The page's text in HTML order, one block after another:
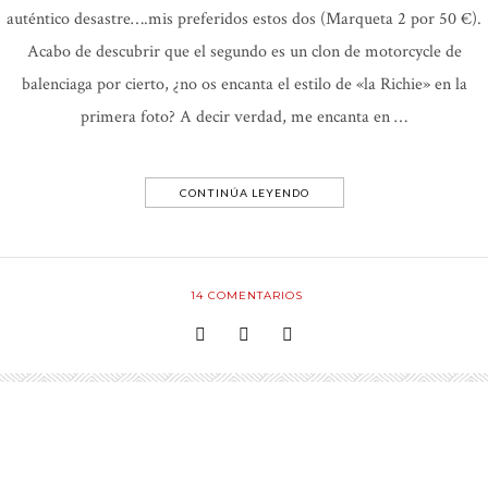
auténtico desastre….mis preferidos estos dos (Marqueta 2 por 50 €).
Acabo de descubrir que el segundo es un clon de motorcycle de
balenciaga por cierto, ¿no os encanta el estilo de «la Richie» en la
primera foto? A decir verdad, me encanta en …
CONTINÚA LEYENDO
14 COMENTARIOS